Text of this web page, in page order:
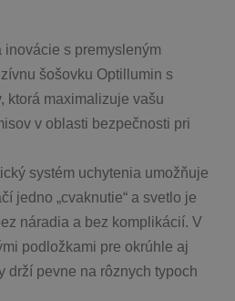
s premysleným
šošovku Optillumin s
ktorá maximalizuje vašu
v oblasti bezpečnosti pri
systém uchytenia umožňuje
jedno „cvaknutie“ a svetlo je
náradia a bez komplikácií. V
podložkami pre okrúhle aj
drží pevne na rôznych typoch